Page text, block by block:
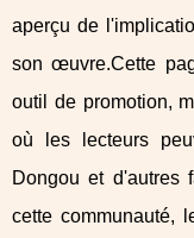
aperçu de
son œuvre.Cette
outil de promotion,
où les lecteurs
Dongou et d'autres
cette communauté,